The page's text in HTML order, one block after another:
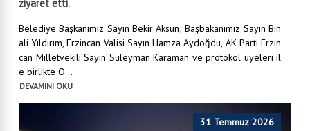
ziyaret etti.
Belediye Başkanımız Sayın Bekir Aksun; Başbakanımız Sayın Bin
ali Yıldırım, Erzincan Valisi Sayın Hamza Aydoğdu, AK Parti Erzin
can Milletvekili Sayın Süleyman Karaman ve protokol üyeleri il
e birlikte O...
DEVAMINI OKU
31 Temmuz 2026